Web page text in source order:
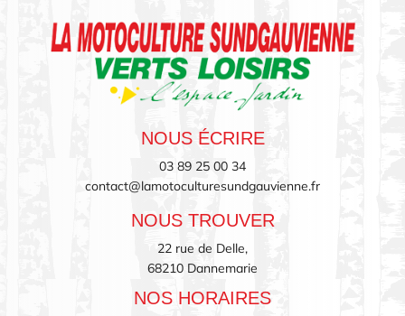
NOUS ÉCRIRE
03 89 25 00 34
contact@lamotoculturesundgauvienne.fr
NOUS TROUVER
22 rue de Delle,
68210 Dannemarie
NOS HORAIRES